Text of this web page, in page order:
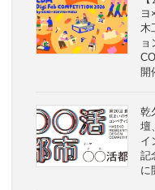
ヨ
木
ョ
開
乾
壇
イ
記
に